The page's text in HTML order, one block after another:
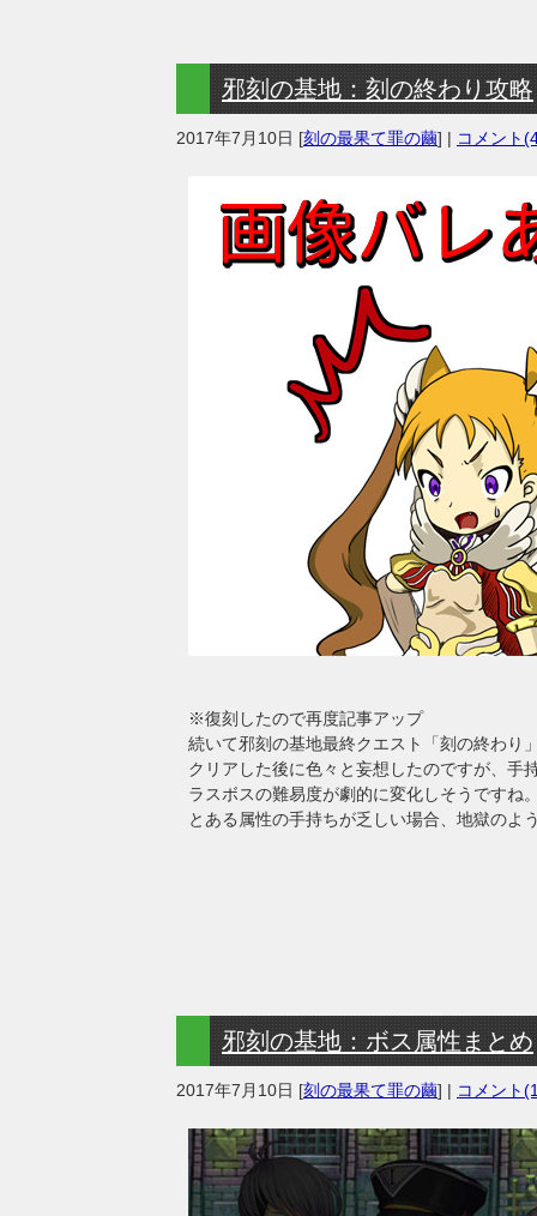
邪刻の基地：刻の終わり攻略
2017年7月10日 [刻の最果て罪の繭] | コメント
※復刻したので再度記事アップ
続いて邪刻の基地最終クエスト「刻の終わり
クリアした後に色々と妄想したのですが、手
ラスボスの難易度が劇的に変化しそうですね
とある属性の手持ちが乏しい場合、地獄のよ
邪刻の基地：ボス属性まとめ
2017年7月10日 [刻の最果て罪の繭] | コメント